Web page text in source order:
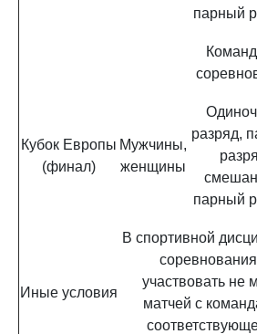
парный
Кубок Европы
(финал)
Мужчины,
женщины
разряд,
парный
Иные условия
В спортивной
участвовать не
матчей с